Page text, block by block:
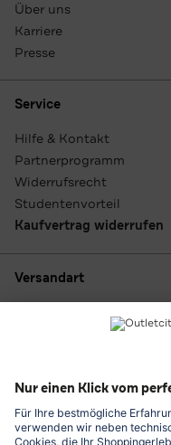
Über uns
Karriere
Presse
Service
Hilfe & Kontakt
Partnerprogramm
Widerrufsrecht
Studentenvorteil
Kaufvertrag widerrufen
Versandart